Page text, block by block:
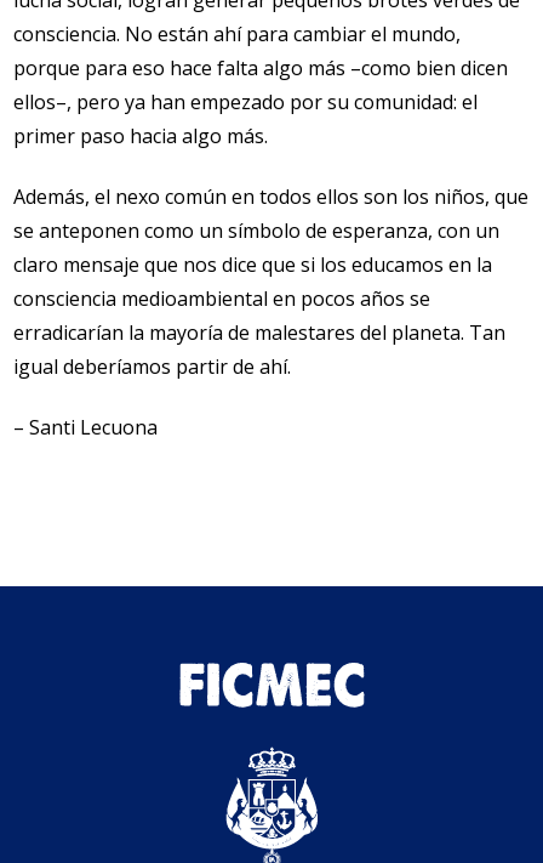
consciencia. No están ahí para cambiar el mundo,
porque para eso hace falta algo más –como bien dicen
ellos–, pero ya han empezado por su comunidad: el
primer paso hacia algo más.
Además, el nexo común en todos ellos son los niños, que
se anteponen como un símbolo de esperanza, con un
claro mensaje que nos dice que si los educamos en la
consciencia medioambiental en pocos años se
erradicarían la mayoría de malestares del planeta. Tan
igual deberíamos partir de ahí.
– Santi Lecuona